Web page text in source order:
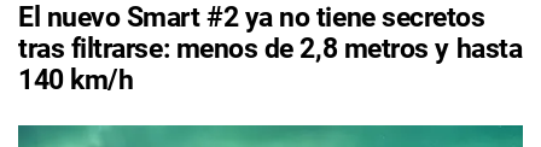
El nuevo Smart #2 ya no tiene secretos
tras filtrarse: menos de 2,8 metros y hasta
140 km/h